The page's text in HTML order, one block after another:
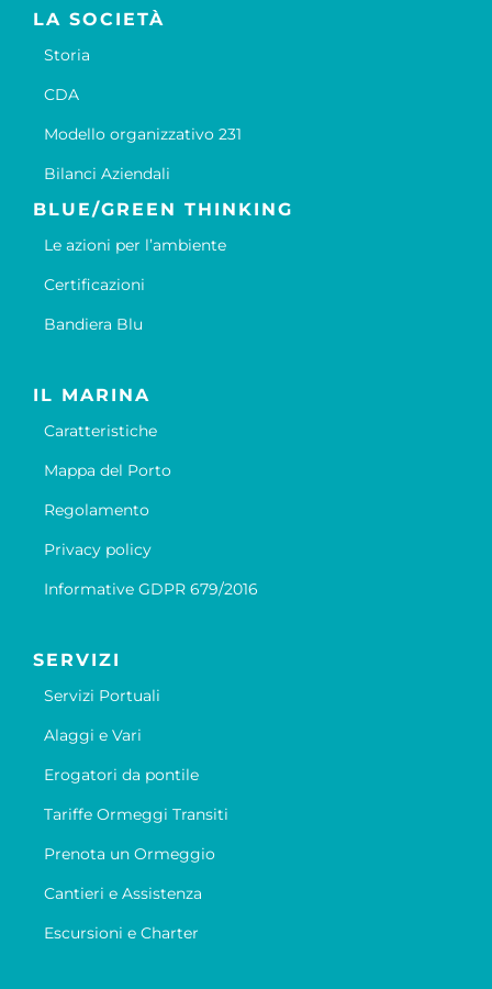
LA SOCIETÀ
Storia
CDA
Modello organizzativo 231
Bilanci Aziendali
BLUE/GREEN THINKING
Le azioni per l’ambiente
Certificazioni
Bandiera Blu
IL MARINA
Caratteristiche
Mappa del Porto
Regolamento
Privacy policy
Informative GDPR 679/2016
SERVIZI
Servizi Portuali
Alaggi e Vari
Erogatori da pontile
Tariffe Ormeggi Transiti
Prenota un Ormeggio
Cantieri e Assistenza
Escursioni e Charter